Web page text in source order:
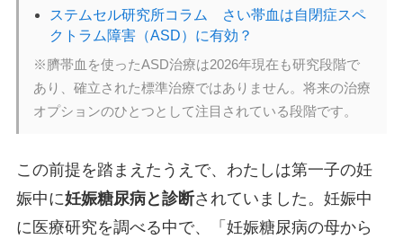
ステムセル研究所コラム さい帯血は自閉症スペ
クトラム障害（ASD）に有効？
※臍帯血を使ったASD治療は2026年現在も研究段階で
あり、確立された標準治療ではありません。将来の治療
オプションのひとつとして注目されている段階です。
この前提を踏まえたうえで、わたしは第一子の妊
娠中に妊娠糖尿病と診断されていました。妊娠中
に医療研究を調べる中で、「妊娠糖尿病の母から